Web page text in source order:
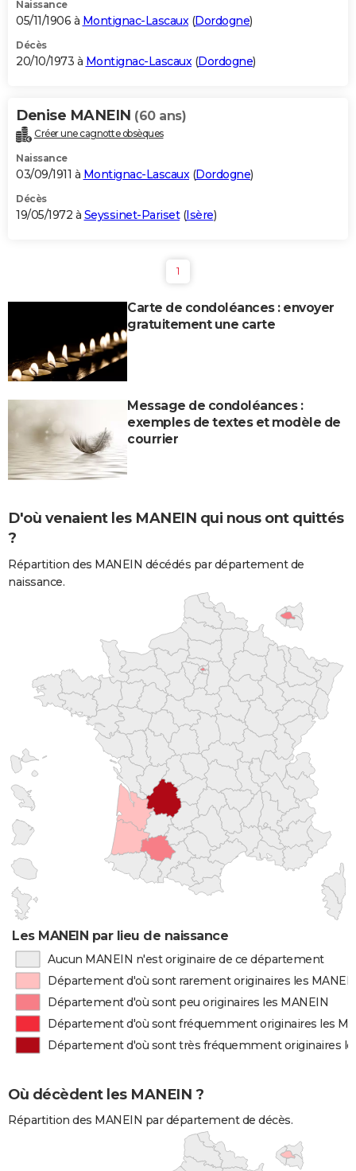
Naissance
05/11/1906 à Montignac-Lascaux(Dordogne)
Décès
20/10/1973 à Montignac-Lascaux(Dordogne)
Denise MANEIN (60 ans)
Créer une cagnotte obsèques
Naissance
03/09/1911 à Montignac-Lascaux(Dordogne)
Décès
19/05/1972 à Seyssinet-Pariset(Isère)
1
Carte de condoléances : envoyer
gratuitement une carte
Message de condoléances :
exemples de textes et modèle de
courrier
D'où venaient les MANEIN qui nous ont quittés
?
Répartition des MANEIN décédés par département de
naissance.
Les MANEIN par lieu de naissance
Aucun MANEIN n'est originaire de ce département
Département d'où sont rarement originaires les
Département d'où sont peu originaires les MANEIN
Département d'où sont fréquemment originaires les
Département d'où sont très fréquemment originaires
Où décèdent les MANEIN ?
Répartition des MANEIN par département de décès.